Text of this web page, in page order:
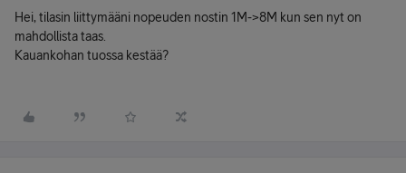
Hei, tilasin liittymääni nopeuden nostin 1M->8M kun sen nyt on
mahdollista taas.
Kauankohan tuossa kestää?